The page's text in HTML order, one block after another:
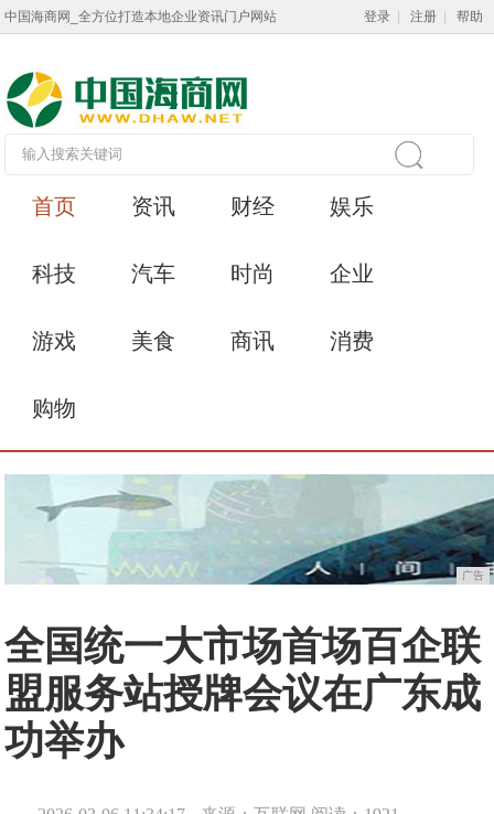
中国海商网_全方位打造本地企业资讯门户网站 登录 注册 帮助
首页 资讯 财经 娱乐
科技 汽车 时尚 企业
游戏 美食 商讯 消费
购物
广告
全国统一大市场首场百企联
盟服务站授牌会议在广东成
功举办